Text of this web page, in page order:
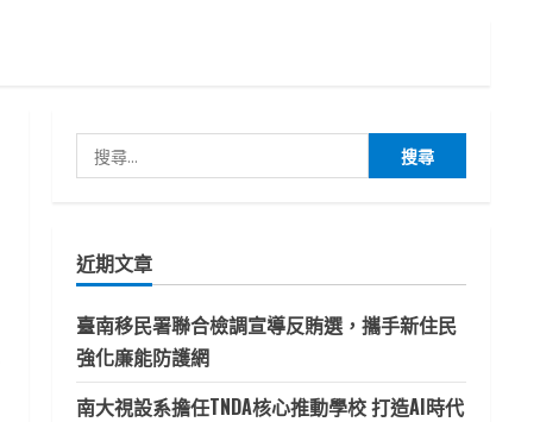
尋
字:
近期文章
臺南移民署聯合檢調宣導反賄選，攜手新住民
強化廉能防護網
南大視設系擔任TNDA核心推動學校 打造AI時代